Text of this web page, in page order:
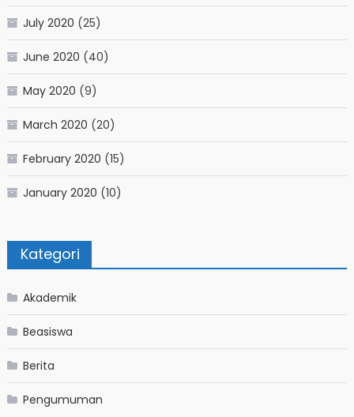
July 2020 (25)
June 2020 (40)
May 2020 (9)
March 2020 (20)
February 2020 (15)
January 2020 (10)
Kategori
Akademik
Beasiswa
Berita
Pengumuman